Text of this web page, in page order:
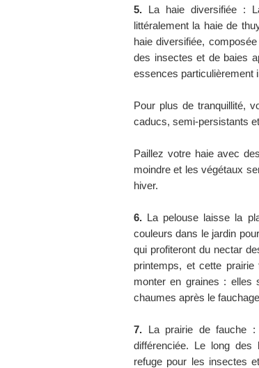
5. La haie diversifiée :
littéralement la haie de
haie diversifiée,
des insectes et de baies
essences particulièrement
Pour plus de tranquillité,
caducs, semi-persistants
Paillez votre haie avec
moindre et les végétaux
hiver.
6. La pelouse laisse la
couleurs dans le jardin
qui profiteront du nectar
printemps, et cette
monter en graines : elles
chaumes après le
7. La prairie de fauche
différenciée. Le long
refuge pour les insectes